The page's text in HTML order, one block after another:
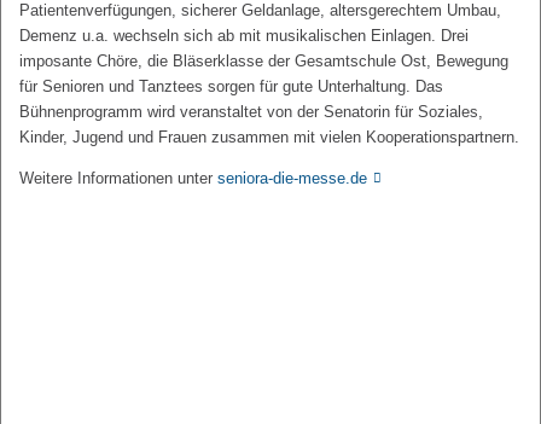
Patientenverfügungen, sicherer Geldanlage, altersgerechtem Umbau,
Demenz u.a. wechseln sich ab mit musikalischen Einlagen. Drei
imposante Chöre, die Bläserklasse der Gesamtschule Ost, Bewegung
für Senioren und Tanztees sorgen für gute Unterhaltung. Das
Bühnenprogramm wird veranstaltet von der Senatorin für Soziales,
Kinder, Jugend und Frauen zusammen mit vielen Kooperationspartnern.
Weitere Informationen unter seniora-die-messe.de